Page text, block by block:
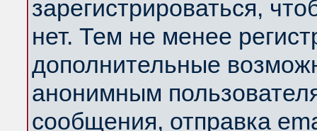
зарегистрироваться,
нет. Тем не менее
дополнительные
анонимным
сообщения, отправка